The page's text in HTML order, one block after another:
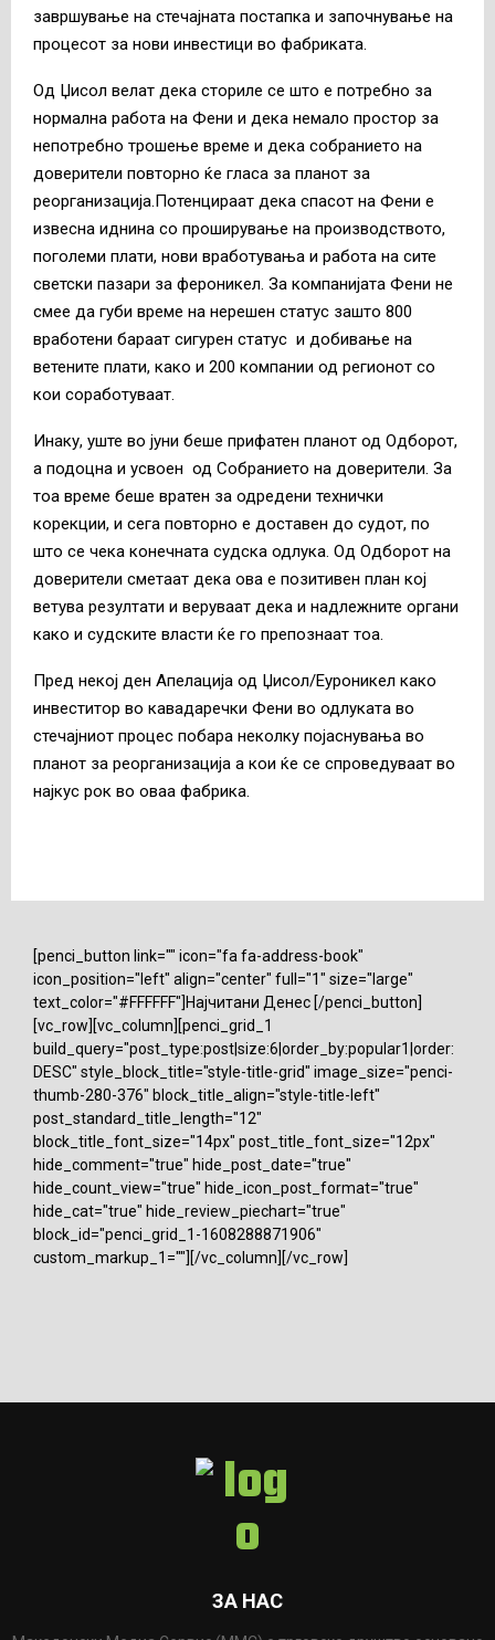
завршување на стечајната постапка и започнување на
процесот за нови инвестици во фабриката.
Од Џисол велат дека сториле се што е потребно за
нормална работа на Фени и дека немало простор за
непотребно трошење време и дека собранието на
доверители повторно ќе гласа за планот за
реорганизација.Потенцираат дека спасот на Фени е
извесна иднина со проширување на производството,
поголеми плати, нови вработувања и работа на сите
светски пазари за фероникел. За компанијата Фени не
смее да губи време на нерешен статус зашто 800
вработени бараат сигурен статус и добивање на
ветените плати, како и 200 компании од регионот со
кои соработуваат.
Инаку, уште во јуни беше прифатен планот од Одборот,
а подоцна и усвоен од Собранието на доверители. За
тоа време беше вратен за одредени технички
корекции, и сега повторно е доставен до судот, по
што се чека конечната судска одлука. Од Одборот на
доверители сметаат дека ова е позитивен план кој
ветува резултати и веруваат дека и надлежните органи
како и судските власти ќе го препознаат тоа.
Пред некој ден Апелација од Џисол/Еуроникел како
инвеститор во кавадаречки Фени во одлуката во
стечајниот процес побара неколку појаснувања во
планот за реорганизација а кои ќе се спроведуваат во
најкус рок во оваа фабрика.
[penci_button link="" icon="fa fa-address-book"
icon_position="left" align="center" full="1" size="large"
text_color="#FFFFFF"]Најчитани Денес [/penci_button]
[vc_row][vc_column][penci_grid_1
build_query="post_type:post|size:6|order_by:popular1|order:
DESC" style_block_title="style-title-grid" image_size="penci-
thumb-280-376" block_title_align="style-title-left"
post_standard_title_length="12"
block_title_font_size="14px" post_title_font_size="12px"
hide_comment="true" hide_post_date="true"
hide_count_view="true" hide_icon_post_format="true"
hide_cat="true" hide_review_piechart="true"
block_id="penci_grid_1-1608288871906"
custom_markup_1=""][/vc_column][/vc_row]
ЗА НАС